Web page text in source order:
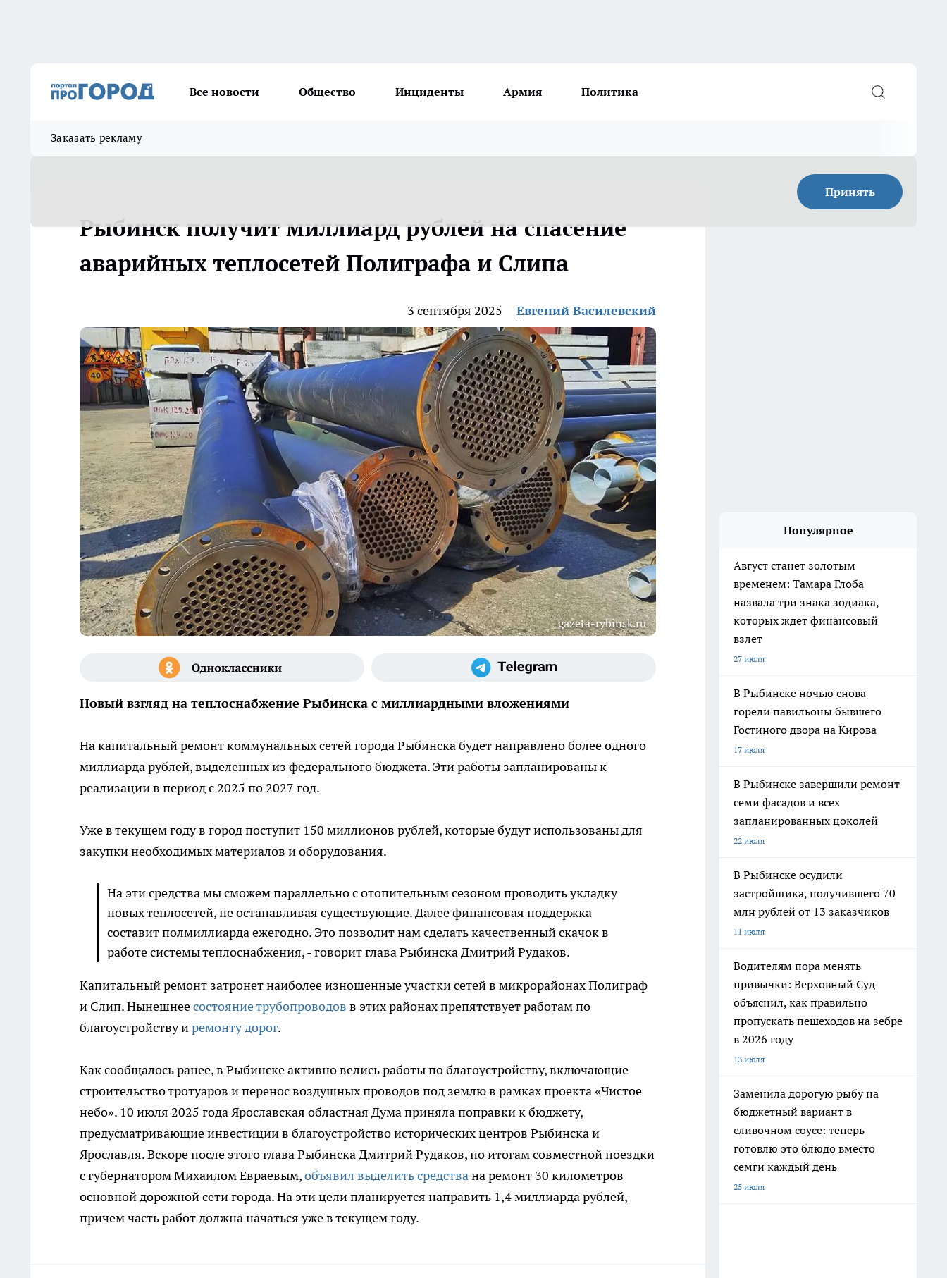
Все новости Общество Инциденты Армия Политика
Заказать рекламу
Принять
Рыбинск получит миллиард рублей на спасение
аварийных теплосетей Полиграфа и Слипа
3 сентября 2025 Евгений Василевский
gazeta-rybinsk.ru
Новый взгляд на теплоснабжение Рыбинска с миллиардными вложениями
На капитальный ремонт коммунальных сетей города Рыбинска будет направлено более одного
миллиарда рублей, выделенных из федерального бюджета. Эти работы запланированы к
реализации в период с 2025 по 2027 год.
Уже в текущем году в город поступит 150 миллионов рублей, которые будут использованы для
закупки необходимых материалов и оборудования.
На эти средства мы сможем параллельно с отопительным сезоном проводить укладку
новых теплосетей, не останавливая существующие. Далее финансовая поддержка
составит полмиллиарда ежегодно. Это позволит нам сделать качественный скачок в
работе системы теплоснабжения, - говорит глава Рыбинска Дмитрий Рудаков.
Капитальный ремонт затронет наиболее изношенные участки сетей в микрорайонах Полиграф
и Слип. Нынешнеесостояние трубопроводов в этих районах препятствует работам по
благоустройству иремонту дорог.
Как сообщалось ранее, в Рыбинске активно велись работы по благоустройству, включающие
строительство тротуаров и перенос воздушных проводов под землю в рамках проекта «Чистое
небо». 10 июля 2025 года Ярославская областная Дума приняла поправки к бюджету,
предусматривающие инвестиции в благоустройство исторических центров Рыбинска и
Ярославля. Вскоре после этого глава Рыбинска Дмитрий Рудаков, по итогам совместной поездки
с губернатором Михаилом Евраевым,объявил выделить средствана ремонт 30 километров
основной дорожной сети города. На эти цели планируется направить 1,4 миллиарда рублей,
причем часть работ должна начаться уже в текущем году.
Популярное
Август станет золотым
временем: Тамара Глоба
назвала три знака зодиака,
которых ждет финансовый
взлет
27 июля
В Рыбинске ночью снова
горели павильоны бывшего
Гостиного двора на Кирова
17 июля
В Рыбинске завершили ремонт
семи фасадов и всех
запланированных цоколей
22 июля
В Рыбинске осудили
застройщика, получившего 70
млн рублей от 13 заказчиков
11 июля
Водителям пора менять
привычки: Верховный Суд
объяснил, как правильно
пропускать пешеходов на зебре
в 2026 году
13 июля
Заменила дорогую рыбу на
бюджетный вариант в
сливочном соусе: теперь
готовлю это блюдо вместо
семги каждый день
25 июля